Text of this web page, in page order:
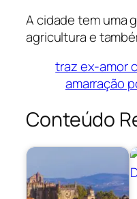
A cidade tem uma
agricultura e
traz ex-amor
amarração
Conteúdo